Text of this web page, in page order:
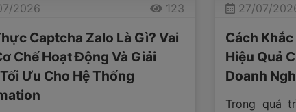
2026 123
Captcha Zalo Là Gì? Vai
Chế Hoạt Động Và Giải
Ưu Cho Hệ Thống
27/07/
Cách
Hiệu Quả
Doanh
Trong quá